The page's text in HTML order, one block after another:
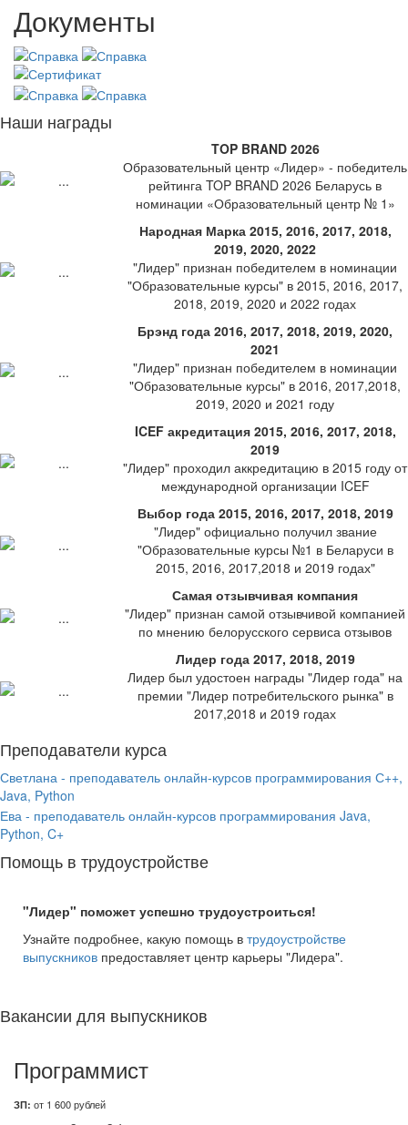
Документы
Наши награды
TOP BRAND 2026
Образовательный центр «Лидер» - победитель
рейтинга TOP BRAND 2026 Беларусь в
номинации «Образовательный центр № 1»
Народная Марка 2015, 2016, 2017, 2018,
2019, 2020, 2022
"Лидер" признан победителем в номинации
"Образовательные курсы" в 2015, 2016, 2017,
2018, 2019, 2020 и 2022 годах
Брэнд года 2016, 2017, 2018, 2019, 2020,
2021
"Лидер" признан победителем в номинации
"Образовательные курсы" в 2016, 2017,2018,
2019, 2020 и 2021 году
ICEF акредитация 2015, 2016, 2017, 2018,
2019
"Лидер" проходил аккредитацию в 2015 году от
международной организации ICEF
Выбор года 2015, 2016, 2017, 2018, 2019
"Лидер" официально получил звание
"Образовательные курсы №1 в Беларуси в
2015, 2016, 2017,2018 и 2019 годах"
Самая отзывчивая компания
"Лидер" признан самой отзывчивой компанией
по мнению белорусского сервиса отзывов
Лидер года 2017, 2018, 2019
Лидер был удостоен награды "Лидер года" на
премии "Лидер потребительского рынка" в
2017,2018 и 2019 годах
Преподаватели курса
Светлана - преподаватель онлайн-курсов программирования С++,
Java, Python
Ева - преподаватель онлайн-курсов программирования Java,
Python, C+
Помощь в трудоустройстве
"Лидер" поможет успешно трудоустроиться!
Узнайте подробнее, какую помощь в трудоустройстве
выпускников предоставляет центр карьеры "Лидера".
Вакансии для выпускников
Программист
ЗП: от 1 600 рублей